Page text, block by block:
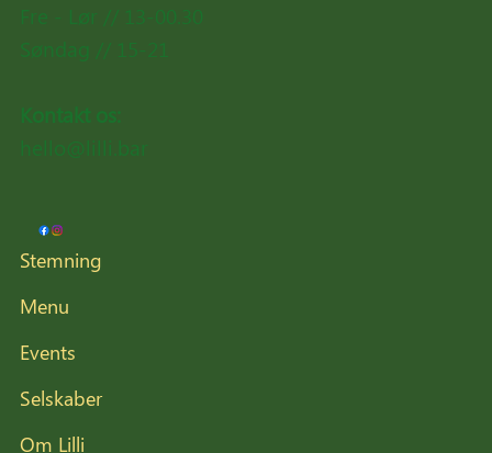
Fre - Lør // 13-00.30
Søndag // 15-21
Kontakt os:
hello@lilli.bar
Stemning
Menu
Events
Selskaber
Om Lilli